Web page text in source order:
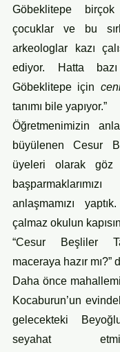
Göbeklitepe birçok
çocuklar ve bu
arkeologlar kazı
ediyor. Hatta
Göbeklitepe için
tanımı bile yapıyor.”
Öğretmenimizin
büyülenen Cesur
üyeleri olarak
anlaşmamızı
çalmaz okulun
“Cesur Beşliler
maceraya hazır mı?”
Daha önce
Kocaburun’un
gelecekteki
seyahat